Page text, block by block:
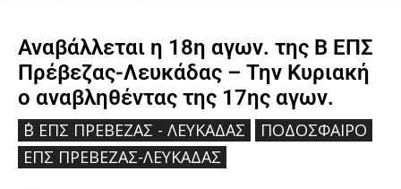
Αναβάλλεται η 18η αγων. της Β ΕΠΣ
Πρέβεζας-Λευκάδας – Την Κυριακή
ο αναβληθέντας της 17ης αγων.
΄Β ΕΠΣ ΠΡΈΒΕΖΑΣ - ΛΕΥΚΆΔΑΣ
ΠΟΔΌΣΦΑΙΡΟ
ΕΠΣ ΠΡΈΒΕΖΑΣ-ΛΕΥΚΆΔΑΣ